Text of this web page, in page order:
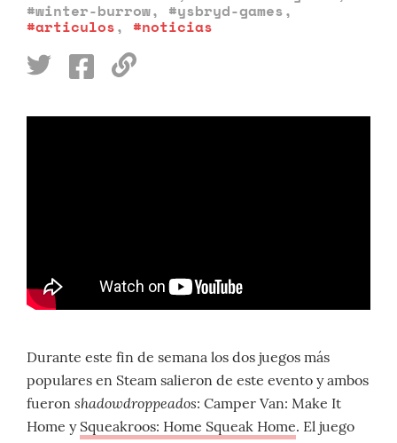
#winter-burrow, #ysbryd-games,
#articulos, #noticias
Durante este fin de semana los dos juegos más
populares en Steam salieron de este evento y ambos
fueron shadowdroppeados: Camper Van: Make It
Home y Squeakroos: Home Squeak Home. El juego